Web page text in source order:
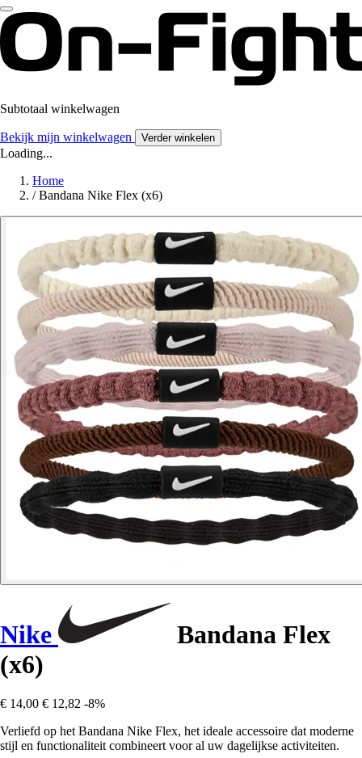
Subtotaal winkelwagen
Bekijk mijn winkelwagen Verder winkelen
Loading...
Home
/ Bandana Nike Flex (x6)
Nike
Bandana Flex
(x6)
€ 14,00 € 12,82 -8%
Verliefd op het Bandana Nike Flex, het ideale accessoire dat moderne
stijl en functionaliteit combineert voor al uw dagelijkse activiteiten.